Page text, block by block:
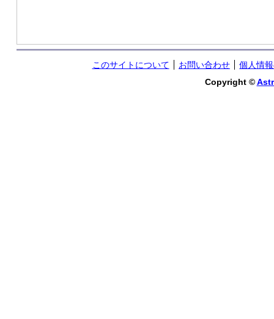
このサイトについて お問い合わせ
個人情
Copyright ©